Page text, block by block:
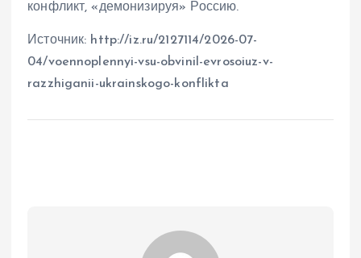
конфликт, «демонизируя» Россию.
Источник: http://iz.ru/2127114/2026-07-
04/voennoplennyi-vsu-obvinil-evrosoiuz-v-
razzhiganii-ukrainskogo-konflikta